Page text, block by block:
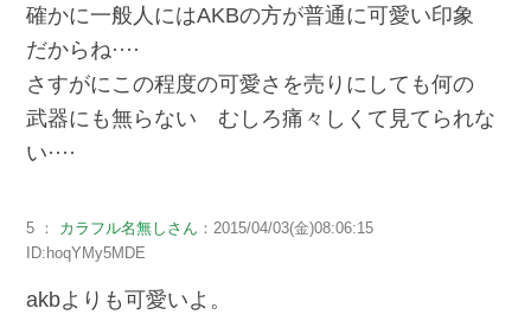
確かに一般人にはAKBの方が普通に可愛い印象
だからね····
さすがにこの程度の可愛さを売りにしても何の
武器にも無らない むしろ痛々しくて見てられな
い····
5 ： カラフル名無しさん ：2015/04/03(金)08:06:15
ID:hoqYMy5MDE
akbよりも可愛いよ。